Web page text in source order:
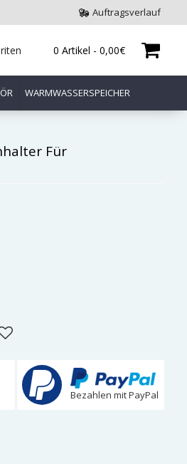
Auftragsverlauf
0 Artikel - 0,00€
WARMWASSERSPEICHER
Für
Bezahlen mit PayPal